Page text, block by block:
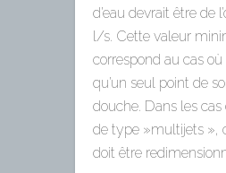
d’eau devrait être de
l/s. Cette valeur
correspond au cas où
qu’un seul point de
douche. Dans les
de type »multijets »,
doit être